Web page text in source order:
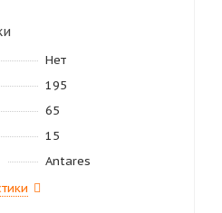
Нет
195
65
15
Antares